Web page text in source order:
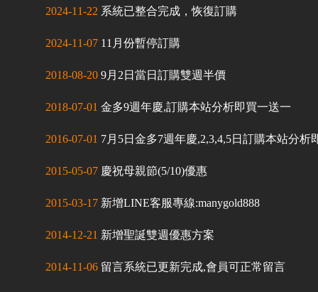
2024-11-22 系統已整合完成，恢復訂購
2024-11-07 11月份暫停訂購
2018-08-20 9月2日當日訂購雙週半價
2018-07-01 金多9週年慶,訂購本站分析即買一送一
2016-07-01 7月5日金多7週年慶,2,3,4,5日訂購本站分析
2015-05-07 慶祝母親節(5/10)優惠
2015-03-17 新增LINE客服專線:manygold888
2014-12-21 新增聖誕雙週優惠方案
2014-11-06 留言系統已更新完成,會員可正常留言